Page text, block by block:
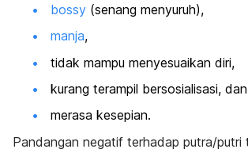
bossy (senang menyuruh),
manja,
tidak mampu menyesuaikan diri,
kurang terampil bersosialisasi, dan
merasa kesepian.
Pandangan negatif terhadap putra/putri